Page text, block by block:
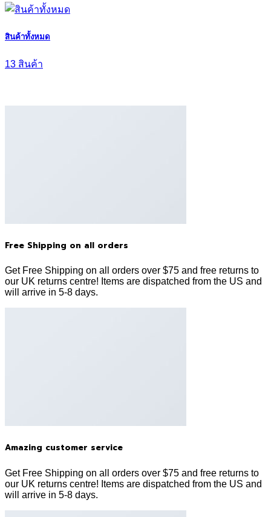
สินค้าทั้งหมด
13 สินค้า
Free Shipping on all orders
Get Free Shipping on all orders over $75 and free returns to
our UK returns centre! Items are dispatched from the US and
will arrive in 5-8 days.
Amazing customer service
Get Free Shipping on all orders over $75 and free returns to
our UK returns centre! Items are dispatched from the US and
will arrive in 5-8 days.